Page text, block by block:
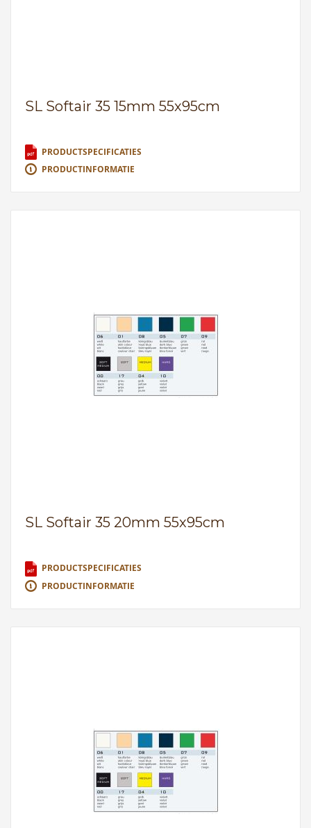
SL Softair 35 15mm 55x95cm
PRODUCTSPECIFICATIES
PRODUCTINFORMATIE
SL Softair 35 20mm 55x95cm
PRODUCTSPECIFICATIES
PRODUCTINFORMATIE